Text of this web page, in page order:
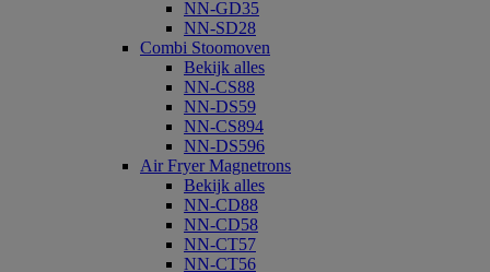
NN-GD35
NN-SD28
Combi Stoomoven
Bekijk alles
NN-CS88
NN-DS59
NN-CS894
NN-DS596
Air Fryer Magnetrons
Bekijk alles
NN-CD88
NN-CD58
NN-CT57
NN-CT56